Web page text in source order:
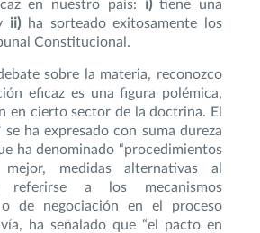
ii)ha sorteado exitosamente los
Constitucional.
sobre la materia, reconozco
eficaz es una figura polémica,
en cierto sector de la doctrina. El
se ha expresado con suma dureza
ha denominado “procedimientos
medidas alternativas al
referirse a los mecanismos
o de negociación en el proceso
ha señalado que “el pacto en